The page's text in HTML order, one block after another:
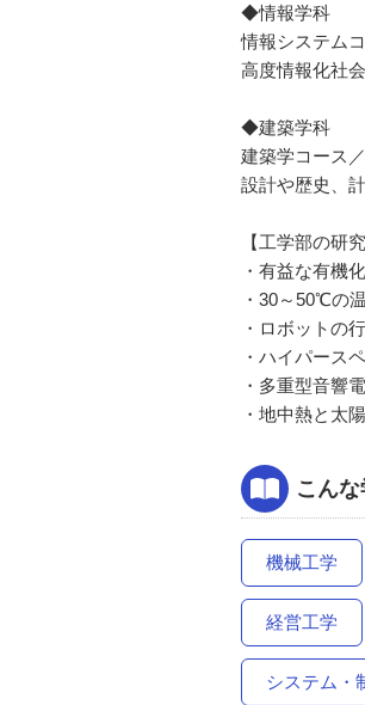
◆情報学科
情報システム
高度情報化社
◆建築学科
建築学コース
設計や歴史、
【工学部の研
・有益な有機
・30～50℃の
・ロボットの
・ハイパース
・多重型音響
・地中熱と太
こんな
機械工学
経営工学
システム・